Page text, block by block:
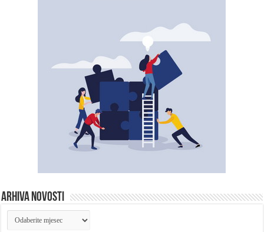
ARHIVA NOVOSTI
ARHIVA
NOVOSTI